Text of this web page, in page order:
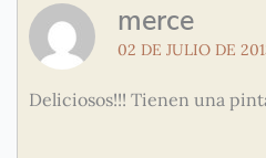
merce
02 DE JULIO DE
Deliciosos!!! Tienen una